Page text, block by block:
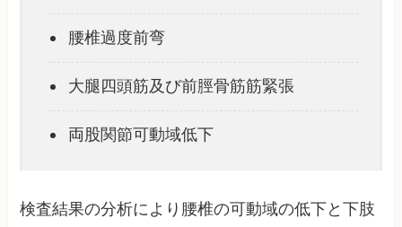
腰椎過度前弯
大腿四頭筋及び前脛骨筋筋緊張
両股関節可動域低下
検査結果の分析により腰椎の可動域の低下と下肢